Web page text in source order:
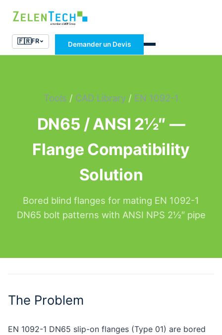
🇫🇷FR Demander un Devis
Tools / CAD Library/ EN 1092-1
DN65 / ANSI 2½″ —
Flange Compatibility
Solution
Bored blind flanges for mating EN 1092-1
DN65 bolt patterns with ANSI NPS 2½″ pipe
The Problem
EN 1092-1 DN65 slip-on flanges (Type 01) are bored